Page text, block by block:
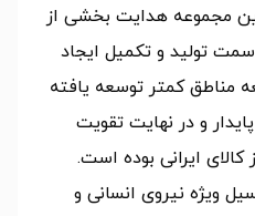
مجموعه هدایت بخشی از
تولید و تکمیل ایجاد
مناطق کمتر توسعه یافته
و در نهایت تقویت
ایرانی بوده است.
ویژه نیروی انسانی و